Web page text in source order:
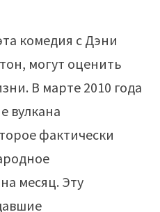
комедия с Дэни
могут оценить
В марте 2010 года
вулкана
фактически
месяц. Эту